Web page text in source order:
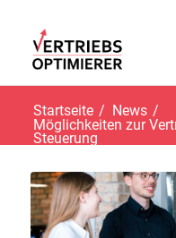
Startseite / News /
Möglichkeiten zur
Steuerung